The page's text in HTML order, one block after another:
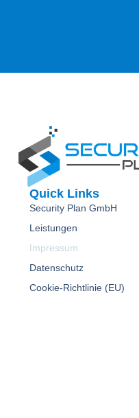
Quick Links
Security Plan GmbH
Leistungen
Impressum
Datenschutz
Cookie-Richtlinie (EU)